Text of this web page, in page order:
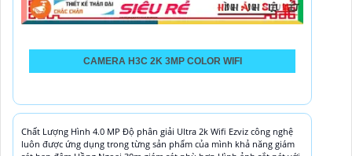
CAMERA H3C 2K 3MP COLOR WIFI
Chất Lượng Hình 4.0 MP Độ phân giải Ultra 2k Wifi Ezviz công nghệ
luôn được ứng dụng trong từng sản phẩm của mình khả năng giám